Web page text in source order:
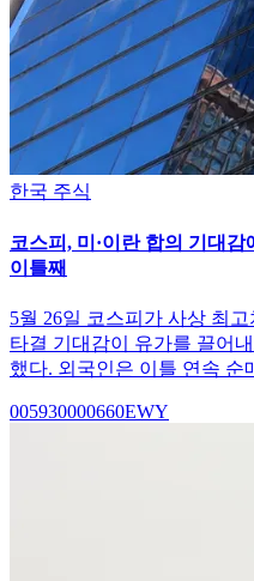
한국 주식
코스피, 미·이란 합의 기대
이틀째
5월 26일 코스피가 사상 최
타결 기대감이 유가를 끌어
했다. 외국인은 이틀 연속 순
005930000660EWY